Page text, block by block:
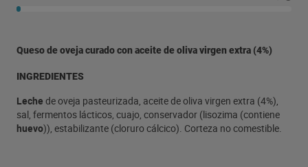
Queso de oveja curado con aceite de oliva virgen extra (4%)
INGREDIENTES
Leche de oveja pasteurizada, aceite de oliva virgen extra (4%),
sal, fermentos lácticos, cuajo, conservador (lisozima (contiene
huevo)), estabilizante (cloruro cálcico). Corteza no comestible.